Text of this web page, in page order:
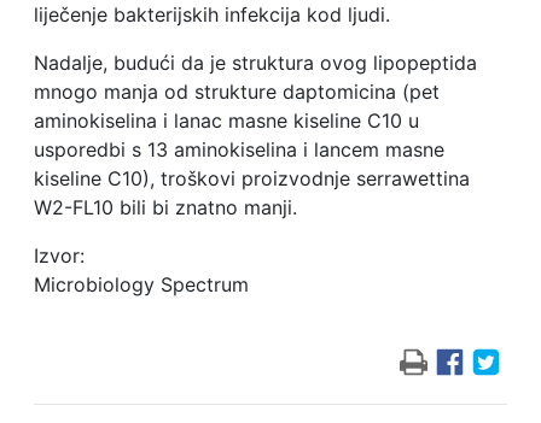
liječenje bakterijskih infekcija kod ljudi.
Nadalje, budući da je struktura ovog lipopeptida
mnogo manja od strukture daptomicina (pet
aminokiselina i lanac masne kiseline C10 u
usporedbi s 13 aminokiselina i lancem masne
kiseline C10), troškovi proizvodnje serrawettina
W2-FL10 bili bi znatno manji.
Izvor:
Microbiology Spectrum